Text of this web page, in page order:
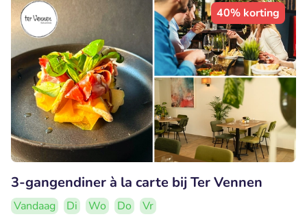
40% korting
3-gangendiner à la carte bij Ter Vennen
Vandaag Di Wo Do
Vr